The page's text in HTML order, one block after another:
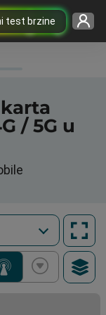
test brzine
/ 5G u